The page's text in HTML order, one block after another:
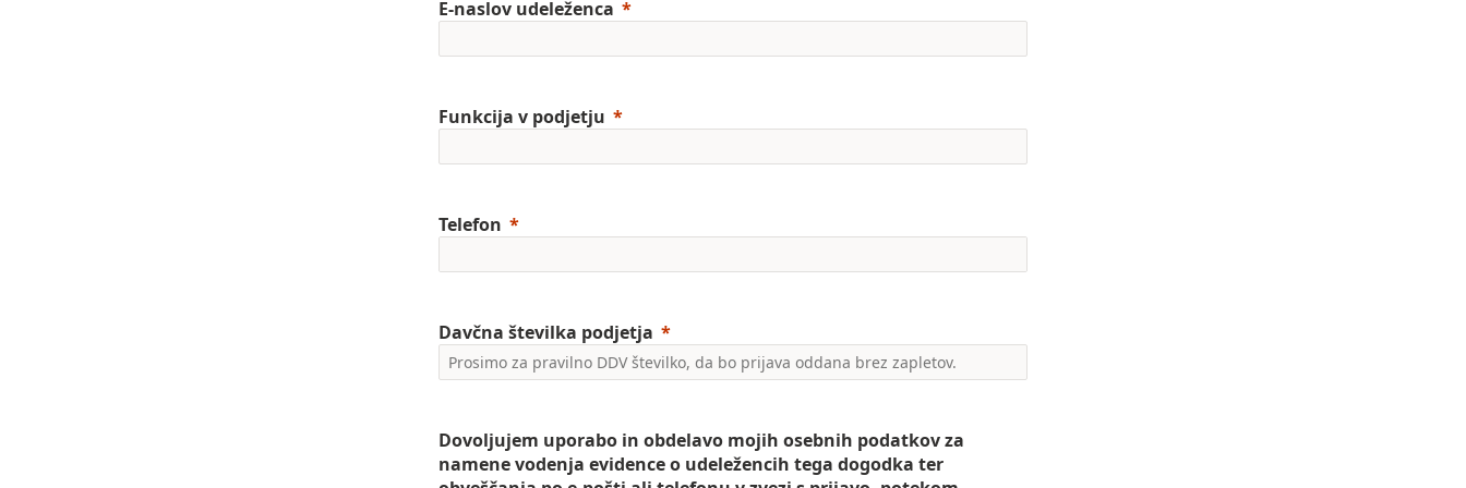
E-naslov udeleženca
Funkcija v podjetju
Telefon
Davčna številka podjetja
Dovoljujem uporabo in obdelavo mojih osebnih podatkov za
namene vodenja evidence o udeležencih tega dogodka ter